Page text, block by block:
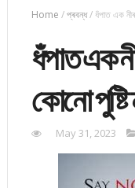
Home /প্ৰবন্ধ/ ধঁপাত এক
ধঁপাত এক
কোনো পুষ্টি
May 31, 2023